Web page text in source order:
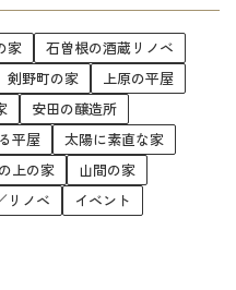
家
石曽根の酒蔵リノベ
剣野町の家
上原の平屋
安田の醸造所
平屋
太陽に素直な家
上の家
山間の家
リノベ
イベント